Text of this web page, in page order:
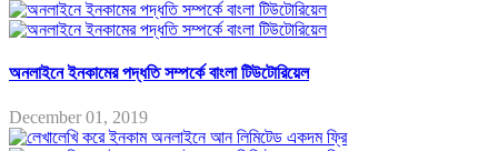
অনলাইনে ইনকামের পদ্ধতি সম্পর্কে বাংলা টিউটোরিয়েল
December 01, 2019